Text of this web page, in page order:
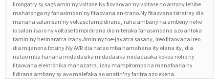
firongatry sy sags amin'ny voltase.Ny fiovaovan'ny voltase no antony lehibe
mahatonga ny fahasimban'ny fitaovana an-trano.Ny fitaovana tsirairay dia
manana salanisan'ny voltase fampidirana, raha ambany na ambony noho
io salan'isa io ny voltase fampidirana dia niteraka fahasimbana azo antoka
tamin'ny herinaratra izany.Amin'ny toe-javatra sasany, ireo fitaovana ireo
dia mijanona fotsiny.Ny AVR dia natao mba hamahana ity olana ity, dia
natao mba hanana midadasika midadasika midadasika kokoa noho ny
fitaovana elektrônika mahazatra, izay mampitombo na manafoana ny
fidirana ambany sy avo malefaka ao anatin'ny faritra azo ekena.